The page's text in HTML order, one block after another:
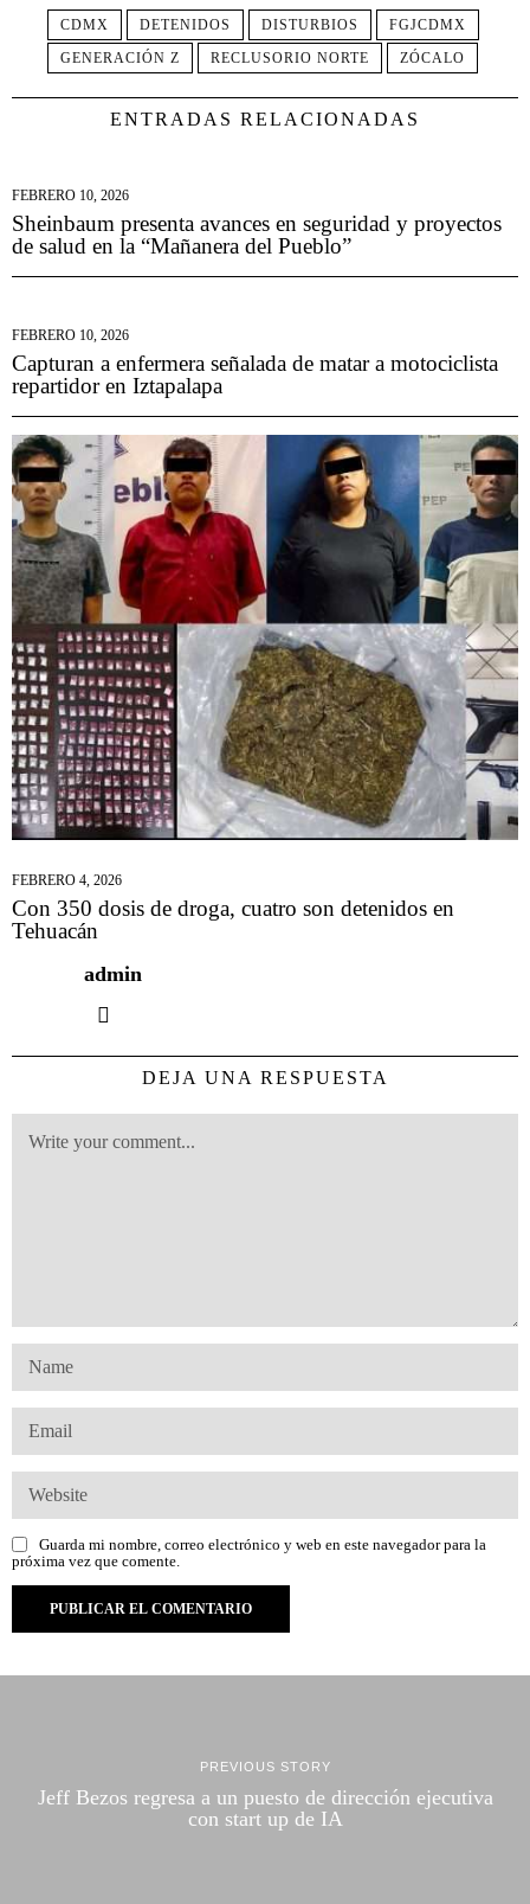
CDMX DETENIDOS DISTURBIOS
FGJCDMX
GENERACIÓN Z
RECLUSORIO NORTE ZÓCALO
ENTRADAS RELACIONADAS
FEBRERO 10, 2026
Sheinbaum presenta avances en seguridad y proyectos
de salud en la “Mañanera del Pueblo”
FEBRERO 10, 2026
Capturan a enfermera señalada de matar a motociclista
repartidor en Iztapalapa
FEBRERO 4, 2026
Con 350 dosis de droga, cuatro son detenidos en
Tehuacán
admin
DEJA UNA RESPUESTA
Guarda mi nombre, correo electrónico y web en este navegador para la
próxima vez que comente.
PREVIOUS STORY
Jeff Bezos regresa a un puesto de dirección ejecutiva
con start up de IA